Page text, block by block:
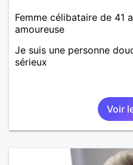
Femme célibataire de 41
amoureuse
Je suis une personne
sérieux
Voir